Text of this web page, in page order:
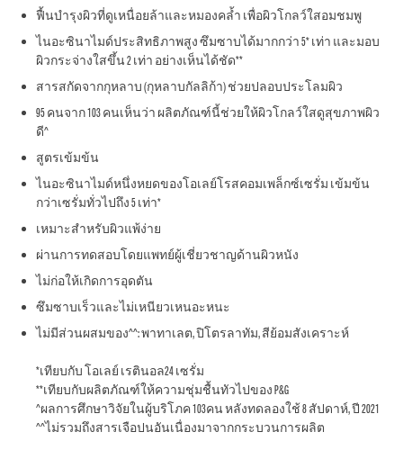
ฟื้นบำรุงผิวที่ดูเหนื่อยล้าและหมองคล้ำ เพื่อผิวโกลว์ใสอมชมพู
ไนอะซินาไมด์ประสิทธิภาพสูง ซึมซาบได้มากกว่า 5* เท่า และมอบ
ผิวกระจ่างใสขึ้น 2 เท่า อย่างเห็นได้ชัด**
สารสกัดจากกุหลาบ (กุหลาบกัลลิก้า) ช่วยปลอบประโลมผิว
95 คนจาก 103 คนเห็นว่า ผลิตภัณฑ์นี้ช่วยให้ผิวโกลว์ใสดูสุขภาพผิว
ดี^
สูตรเข้มข้น
ไนอะซินาไมด์หนึ่งหยดของโอเลย์โรสคอมเพล็กซ์เซรั่ม เข้มข้น
กว่าเซรั่มทั่วไปถึง 5 เท่า*
เหมาะสำหรับผิวแพ้ง่าย
ผ่านการทดสอบโดยแพทย์ผู้เชี่ยวชาญด้านผิวหนัง
ไม่ก่อให้เกิดการอุดตัน
ซึมซาบเร็วและไม่เหนียวเหนอะหนะ
ไม่มีส่วนผสมของ^^: พาทาเลต, ปิโตรลาทัม, สีย้อมสังเคราะห์
*เทียบกับ โอเลย์ เรตินอล24 เซรั่ม
**เทียบกับผลิตภัณฑ์ให้ความชุ่มชื้นทัวไปของ P&G
^ผลการศึกษาวิจัยในผู้บริโภค 103คน หลังทดลองใช้ 8 สัปดาห์, ปี 2021
^^ไม่รวมถึงสารเจือปนอันเนื่องมาจากกระบวนการผลิต